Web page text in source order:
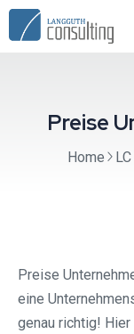
Preise
Home LC
Preise
eine
genau richtig!